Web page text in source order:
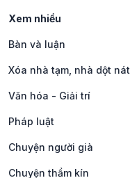
Xem nhiều
Bàn và luận
Xóa nhà tạm, nhà dột nát
Văn hóa - Giải trí
Pháp luật
Chuyện người già
Chuyện thầm kín